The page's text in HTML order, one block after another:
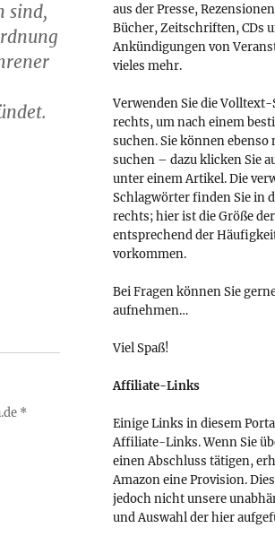
sind,
*
aus der Presse,
Bücher, Zeitschriften, CDs
Ankündigungen von
vieles mehr.
Verwenden Sie die Volltext-
rechts, um nach einem
suchen. Sie können ebenso
suchen – dazu klicken Sie
unter einem Artikel. Die
Schlagwörter finden Sie in
rechts; hier ist die Größe
entsprechend der
vorkommen.
Bei Fragen können Sie
aufnehmen…
Viel Spaß!
Affiliate-Links
Einige Links in diesem
Affiliate-Links. Wenn Sie
einen Abschluss tätigen,
Amazon eine Provision.
jedoch nicht unsere
und Auswahl der hier